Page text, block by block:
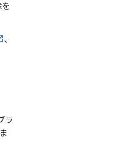
、
ラ